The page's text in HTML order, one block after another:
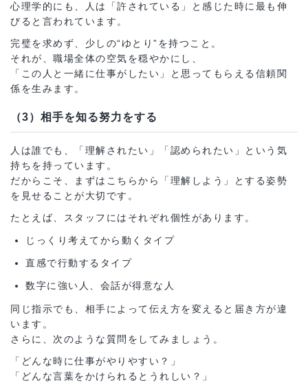
心理学的にも、人は「許されている」と感じた時に最も伸
びると言われています。
完璧を求めず、少しの“ゆとり”を持つこと。
それが、職場全体の空気を穏やかにし、
「この人と一緒に仕事がしたい」と思ってもらえる信頼関
係を生みます。
（3）相手を知る努力をする
人は誰でも、「理解されたい」「認められたい」という気
持ちを持っています。
だからこそ、まずはこちらから「理解しよう」とする姿勢
を見せることが大切です。
たとえば、スタッフにはそれぞれ個性があります。
じっくり考えてから動くタイプ
直感で行動するタイプ
数字に強い人、会話が得意な人
同じ指示でも、相手によって伝え方を変えると届き方が違
います。
さらに、次のような質問をしてみましょう。
「どんな時に仕事がやりやすい？」
「どんな言葉をかけられるとうれしい？」